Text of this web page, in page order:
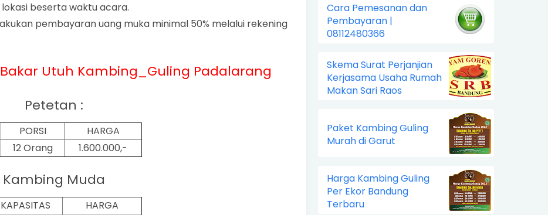
beserta waktu acara.
pembayaran uang muka minimal 50% melalui rekening
Bakar Utuh Kambing_Guling Padalarang
Petetan :
PORSI
HARGA
12 Orang 1.600.000,-
Kambing Muda
KAPASITAS
HARGA
Cara Pemesanan dan
Pembayaran |
08112480366
Skema Surat Perjanjian
Kerjasama Usaha Rumah
Makan Sari Raos
Paket Kambing Guling
Murah di Garut
Harga Kambing Guling
Per Ekor Bandung
Terbaru